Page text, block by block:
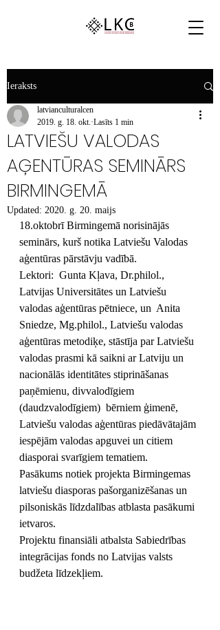
Ieraksts
LATVIEŠU VALODAS
AĢENTŪRAS SEMINĀRS
BIRMINGEMĀ
latvianculturalcen
2019. g. 18. okt. Lasīts 1 min
Updated: 2020. g. 20. maijs
18.oktobrī Birmingemā norisinājās
seminārs, kurš notika Latviešu Valodas
aģentūras pārstāvju vadībā.
Lektori:  Gunta Kļava, Dr.philol.,
Latvijas Universitātes un Latviešu
valodas aģentūras pētniece, un  Anita
Sniedze, Mg.philol., Latviešu valodas
aģentūras metodiķe, stāstīja par Latviešu
valodas prasmi kā saikni ar Latviju un
nacionālās identitātes stiprināšanas
paņēmienu, divvalodīgiem
(daudzvalodīgiem)  bērniem ģimenē,
Latviešu valodas aģentūras piedāvātajām
iespējām valodas apguvei un citiem
diasporai svarīgiem tematiem.
Pasākums notiek projekta Birmingemas
latviešu diasporas pašorganizēšanas un
pilsoniskās līdzdalības atblasta pasākumi
ietvaros.
Projektu finansiāli atbalsta Sabiedrības
integrācijas fonds no Latvijas valsts
budžeta līdzekļiem.